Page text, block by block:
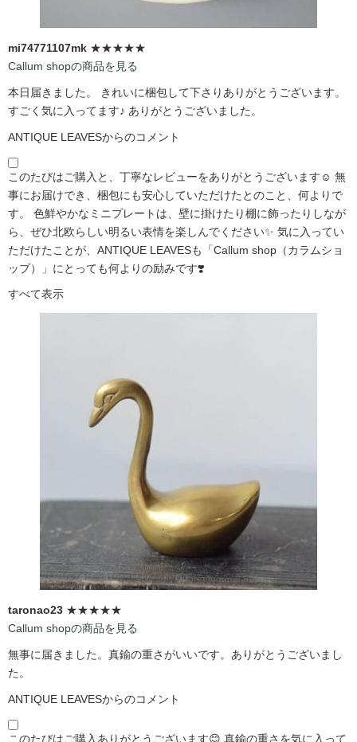
mi74771107mk ★★★★★
Callum shopの商品を見る
本日届きました。 きれいに梱包して下さりありがとうございます。
すごく気に入ってます♪ ありがとうございました。
ANTIQUE LEAVESからのコメント
このたびはご購入と、丁寧なレビューをありがとうございます☺️ 無
事にお届けでき、梱包にも安心していただけたとのこと、何よりで
す。 色鮮やかなミニプレートは、壁に掛けたり棚に飾ったりしなが
ら、ぜひ北欧らしい明るい表情を楽しんでください✨ 気に入ってい
ただけたことが、ANTIQUE LEAVESも「Callum shop（カラムショ
ップ）」にとっても何よりの励みです❣️
すべて表示
taronao23 ★★★★★
Callum shopの商品を見る
無事に届きました。真鍮の重さがいいです。ありがとうございまし
た。
ANTIQUE LEAVESからのコメント
このたびはご購入ありがとうございます😊 真鍮の重さを気に入って